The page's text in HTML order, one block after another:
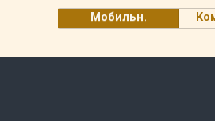
Мобильн.